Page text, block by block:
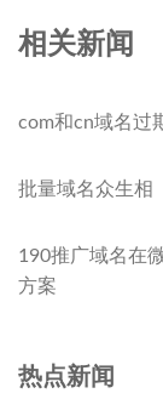
相关新闻
com和cn域名过
批量域名众生相
190推广域名在
方案
热点新闻